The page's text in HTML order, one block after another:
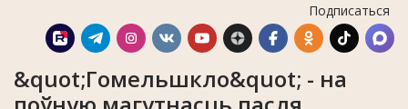
Подписаться
&quot;Гомельшкло&quot; - на